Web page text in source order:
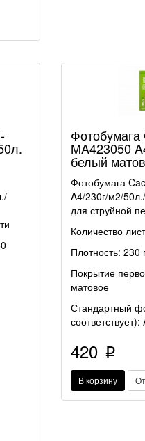
MA423050
белый
Фотобумага
A4/230г/м2/
для струйной
Количество
Плотность: 230
Покрытие
матовое
Стандартный
соответствует):
420 p
В корзину